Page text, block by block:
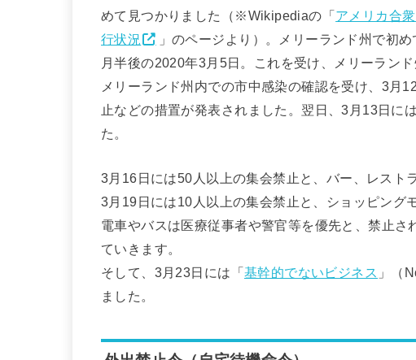
めて見つかりました（※Wikipediaの「アメリカ合
行状況
」のページより）。メリーランド州で初
月半後の2020年3月5日。これを受け、メリーラン
メリーランド州内での市中感染の確認を受け、3月
止などの措置が発表されました。翌日、3月13日に
た。
3月16日には50人以上の集会禁止と、バー、レスト
3月19日には10人以上の集会禁止と、ショッピング
電車やバスは医療従事者や警官等を優先と、禁止さ
ていきます。
そして、3月23日には「 基幹的でないビジネス 」（
ました。